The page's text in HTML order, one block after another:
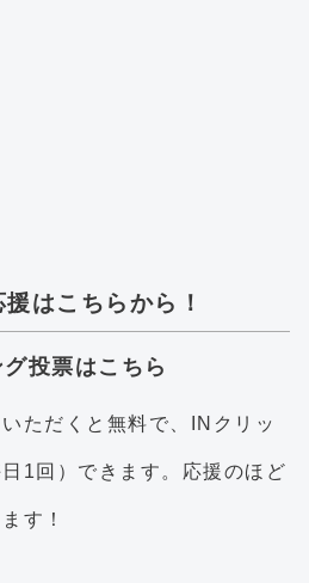
はこちらから！
投票はこちら
ただくと無料で、INクリッ
1回）できます。応援のほど
す！